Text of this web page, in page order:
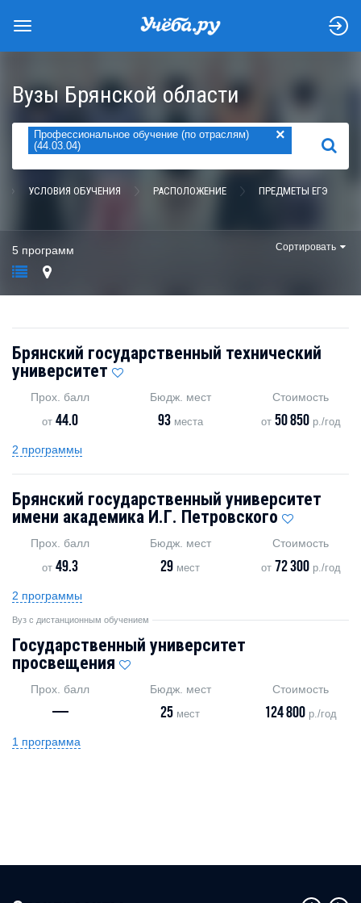
Вузы Брянской области
Профессиональное обучение (по отраслям)
(44.03.04)
×
НАЙТИ
УСЛОВИЯ ОБУЧЕНИЯ РАСПОЛОЖЕНИЕ ПРЕДМЕТЫ ЕГЭ
5 программ Сортировать
Брянский государственный технический
университет
Прох. балл
от44.0
Бюдж. мест
93места
Стоимость
от 50 850р./год
2 программы
Брянский государственный университет
имени академика И.Г. Петровского
Прох. балл
от49.3
Бюдж. мест
29 мест
Стоимость
от 72 300р./год
2 программы
Вуз с дистанционным обучением
Государственный университет
просвещения
Прох. балл
—
Бюдж. мест
25 мест
Стоимость
124 800 р./год
1 программа